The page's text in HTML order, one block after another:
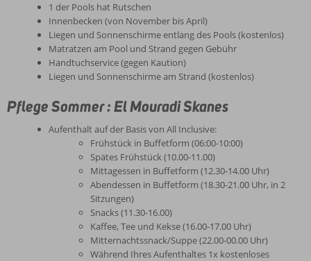
1 der Pools hat Rutschen
Innenbecken (von November bis April)
Liegen und Sonnenschirme entlang des Pools (kostenlos)
Matratzen am Pool und Strand gegen Gebühr
Handtuchservice (gegen Kaution)
Liegen und Sonnenschirme am Strand (kostenlos)
Pflege Sommer : El Mouradi Skanes
Aufenthalt auf der Basis von All Inclusive:
Frühstück in Buffetform (06:00-10:00)
Spätes Frühstück (10.00-11.00)
Mittagessen in Buffetform (12.30-14.00 Uhr)
Abendessen in Buffetform (18.30-21.00 Uhr, in 2
Sitzungen)
Snacks (11.30-16.00)
Kaffee, Tee und Kekse (16.00-17.00 Uhr)
Mitternachtssnack/Suppe (22.00-00.00 Uhr)
Während Ihres Aufenthaltes 1x kostenloses